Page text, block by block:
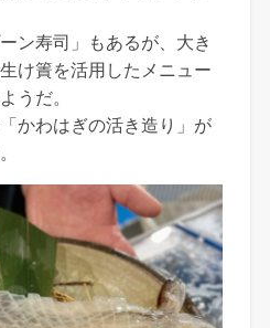
ン寿司」もあるが、大き
け簀を活用したメニュー
うだ。
かわはぎの活き造り」が